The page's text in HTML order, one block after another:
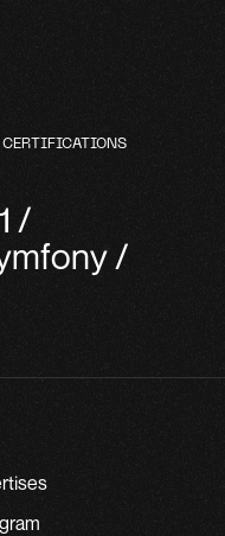
CERTIFICATIONS
/
/